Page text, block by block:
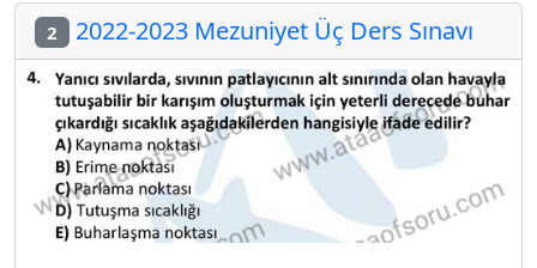
2 2022-2023 Mezuniyet Üç Ders Sınavı